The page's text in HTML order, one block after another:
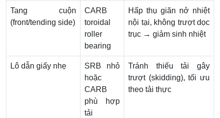
Tang cuộn
(front/tending side)
CARB
toroidal
roller
bearing
Hấp thụ giãn nở nhiệt
nội tại, không trượt dọc
trục → giảm sinh nhiệt
Lô dẫn giấy nhẹ
SRB nhỏ
hoặc
CARB
phù hợp
tải
Tránh thiếu tải gây
trượt (skidding), tối ưu
theo tải thực